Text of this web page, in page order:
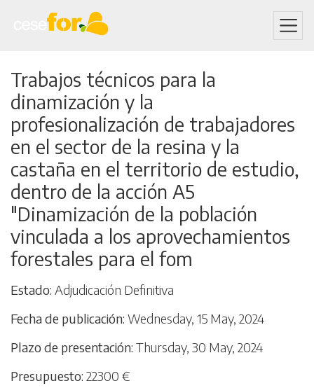
to
content
Trabajos técnicos para la
dinamización y la
profesionalización de trabajadores
en el sector de la resina y la
castaña en el territorio de estudio,
dentro de la acción A5
"Dinamización de la población
vinculada a los aprovechamientos
forestales para el fom
Estado Adjudicación Definitiva
Fecha de publicación Wednesday, 15 May, 2024
Plazo de presentación Thursday, 30 May, 2024
Presupuesto 22300 €